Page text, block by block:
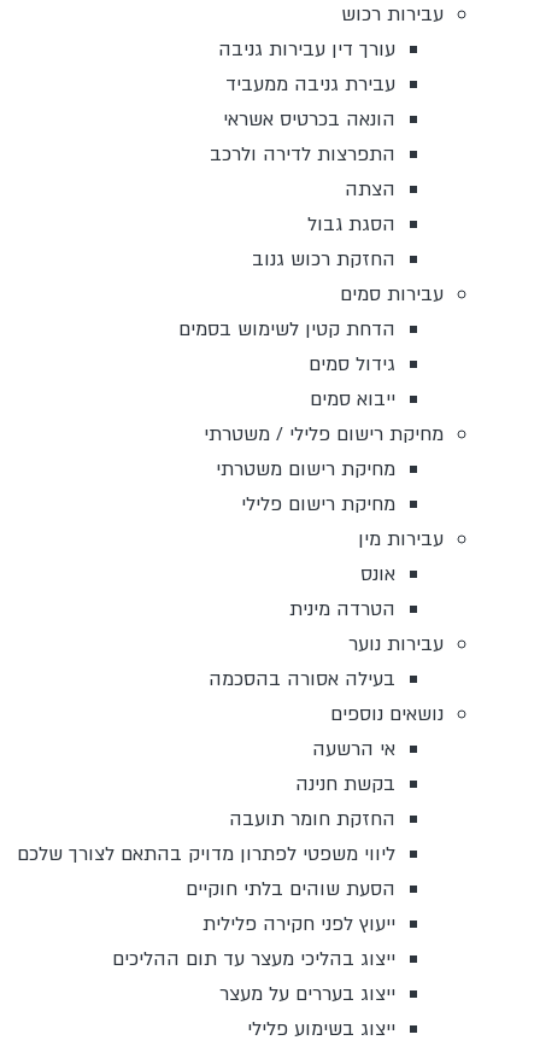
עבירות רכוש
עורך דין עבירות גניבה
עבירת גניבה ממעביד
הונאה בכרטיס אשראי
התפרצות לדירה ולרכב
הצתה
הסגת גבול
החזקת רכוש גנוב
עבירות סמים
הדחת קטין לשימוש בסמים
גידול סמים
ייבוא סמים
מחיקת רישום פלילי / משטרתי
מחיקת רישום משטרתי
מחיקת רישום פלילי
עבירות מין
אונס
הטרדה מינית
עבירות נוער
בעילה אסורה בהסכמה
נושאים נוספים
אי הרשעה
בקשת חנינה
החזקת חומר תועבה
ליווי משפטי לפתרון מדויק בהתאם לצורך שלכם
הסעת שוהים בלתי חוקיים
ייעוץ לפני חקירה פלילית
ייצוג בהליכי מעצר עד תום ההליכים
ייצוג בעררים על מעצר
ייצוג בשימוע פלילי